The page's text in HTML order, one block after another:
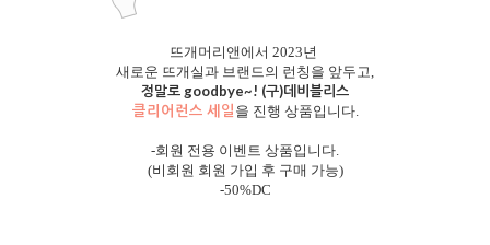
뜨개머리앤에서 2023년
새로운 뜨개실과 브랜드의 런칭을 앞두고,
정말로 goodbye~! (구)데비블리스
클리어런스 세일 을 진행 상품입니다.
-회원 전용 이벤트 상품입니다.
(비회원 회원 가입 후 구매 가능)
-50%DC